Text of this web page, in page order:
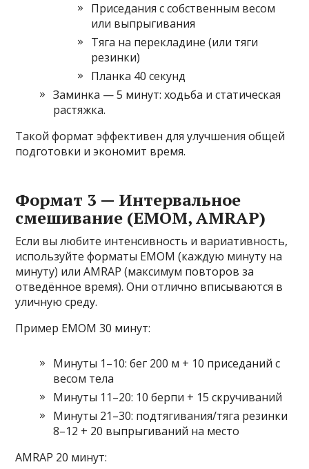
Приседания с собственным весом
или выпрыгивания
Тяга на перекладине (или тяги
резинки)
Планка 40 секунд
Заминка — 5 минут: ходьба и статическая
растяжка.
Такой формат эффективен для улучшения общей
подготовки и экономит время.
Формат 3 — Интервальное
смешивание (EMOM, AMRAP)
Если вы любите интенсивность и вариативность,
используйте форматы EMOM (каждую минуту на
минуту) или AMRAP (максимум повторов за
отведённое время). Они отлично вписываются в
уличную среду.
Пример EMOM 30 минут:
Минуты 1–10: бег 200 м + 10 приседаний с
весом тела
Минуты 11–20: 10 берпи + 15 скручиваний
Минуты 21–30: подтягивания/тяга резинки
8–12 + 20 выпрыгиваний на место
AMRAP 20 минут: